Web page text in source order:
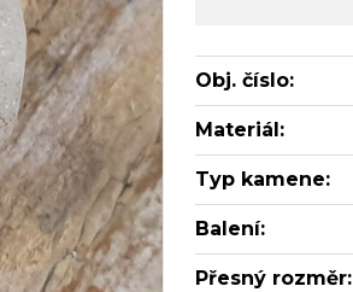
Obj. číslo:
Materiál:
Typ kamene:
Balení:
Přesný rozměr: